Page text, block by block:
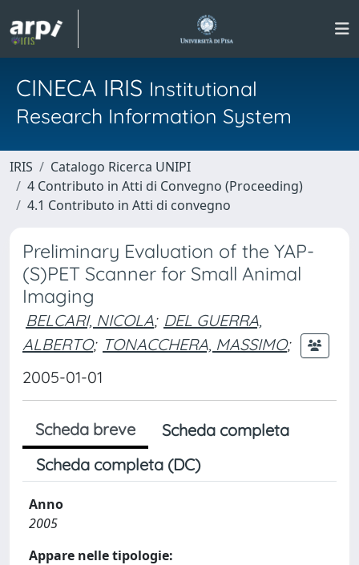
CINECA IRIS Institutional
Research Information System
IRIS
Catalogo Ricerca UNIPI
4 Contributo in Atti di Convegno (Proceeding)
4.1 Contributo in Atti di convegno
Preliminary Evaluation of the YAP-
(S)PET Scanner for Small Animal
Imaging
BELCARI, NICOLA; DEL GUERRA,
ALBERTO; TONACCHERA, MASSIMO;
2005-01-01
Scheda breve
Scheda completa
Scheda completa (DC)
Anno
2005
Appare nelle tipologie: